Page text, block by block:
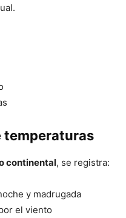
temperaturas
continental, se registra:
y madrugada
el viento